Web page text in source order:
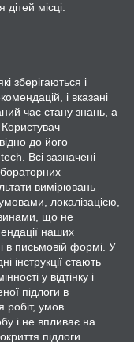
місці.
зберігаються і
і вказані
час стану знань, а
до його
Всі зазначені
вимірювань
локалізацією,
що не
наших
в письмовій формі. У
інструкції стають
у відтінку і
підлоги в
робіт, умов
і не впливає на
підлоги.